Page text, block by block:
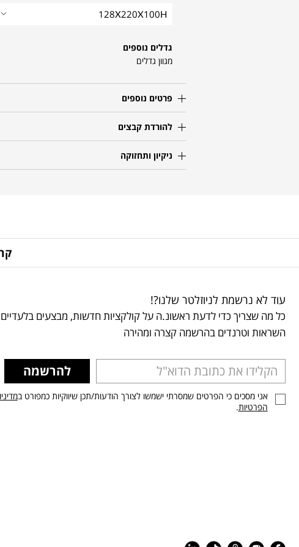
128X220X100H
גדלים נוספים
מגוון גדלים
פרטים נוספים
להורדת קבצים
ניקיון ותחזוקה
עוד לא נרשמת לניוזלטר שלנו?!
כל מה שצריך כדי לדעת ראשונ.ה על קולקציות חדשות, מבצעים
השראות וטרנדים בהרשמה קצרה ומהירה
להרשמה
אני מסכים כי הפרטים שמסרתי ישמשו לצורך הודעות/תכן שיווקיות כמפורט ב
הפרטיות.